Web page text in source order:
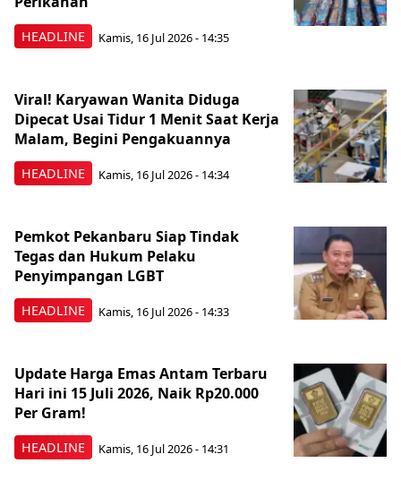
HEADLINE Kamis, 16 Jul 2026 - 14:35
HEADLINE
Viral! Karyawan Wanita Diduga
Dipecat Usai Tidur 1 Menit Saat Kerja
Malam, Begini Pengakuannya
Kamis, 16 Jul 2026 - 14:34
HEADLINE
Pemkot Pekanbaru Siap Tindak
Tegas dan Hukum Pelaku
Penyimpangan LGBT
Kamis, 16 Jul 2026 - 14:33
HEADLINE
Update Harga Emas Antam Terbaru
Hari ini 15 Juli 2026, Naik Rp20.000
Per Gram!
Kamis, 16 Jul 2026 - 14:31